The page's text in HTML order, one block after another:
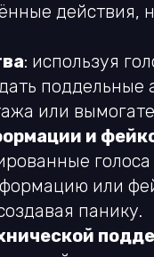
действия,
: используя
поддельные
или
и
или
панику.